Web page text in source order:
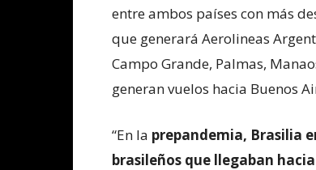
entre ambos países con más
que generará Aerolineas
Campo Grande, Palmas,
generan vuelos hacia Buenos
“En la prepandemia, Brasilia
brasileños que llegaban